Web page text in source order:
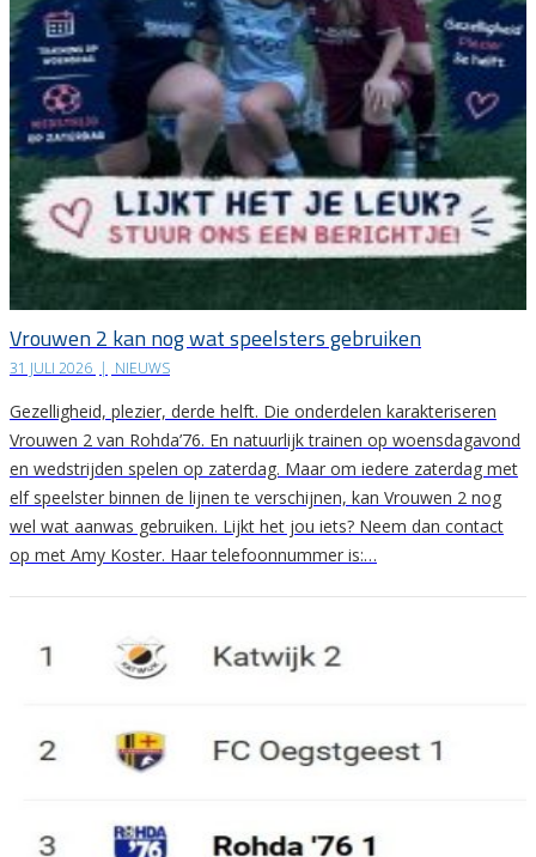
Vrouwen 2 kan nog wat speelsters gebruiken
31 JULI 2026 | NIEUWS
Gezelligheid, plezier, derde helft. Die onderdelen karakteriseren
Vrouwen 2 van Rohda’76. En natuurlijk trainen op woensdagavond
en wedstrijden spelen op zaterdag. Maar om iedere zaterdag met
elf speelster binnen de lijnen te verschijnen, kan Vrouwen 2 nog
wel wat aanwas gebruiken. Lijkt het jou iets? Neem dan contact
op met Amy Koster. Haar telefoonnummer is:…